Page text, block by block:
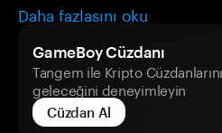
Daha fazlasını oku
GameBoy Cüzdanı
Tangem ile Kripto
geleceğini deneyimleyin
Cüzdan Al